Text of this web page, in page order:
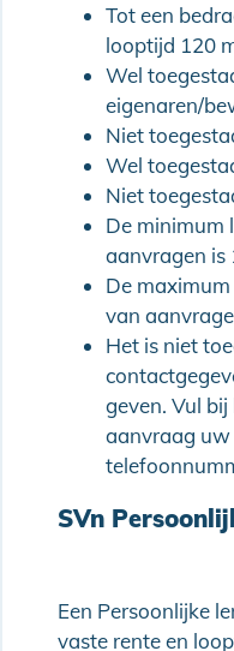
Tot een
looptijd 120
Wel
eigenaren/
Niet
Wel
Niet
De minimum
aanvragen is
De
van
Het is niet
geven. Vul
aanvraag uw
SVn
Een Persoonlijke
vaste rente en